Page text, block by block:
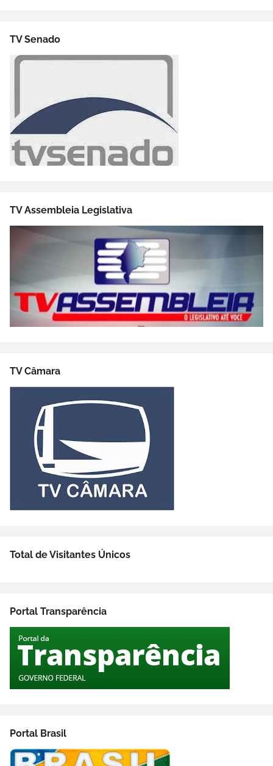
TV Senado
TV Assembleia Legislativa
TV Câmara
Total de Visitantes Únicos
Portal Transparência
Portal Brasil